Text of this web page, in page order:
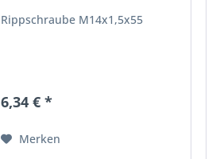
Rippschraube M14x1,5x55
6,34 € *
Merken